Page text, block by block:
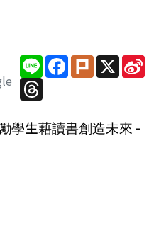
LineFacebook
PlurkX
Threads
學生藉讀書創造未來 -